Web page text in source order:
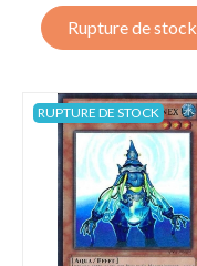
Rupture de stock
RUPTURE DE STOCK